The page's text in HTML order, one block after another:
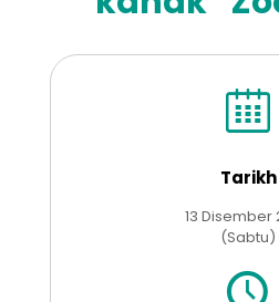
Tarikh
13 Disember
(Sabtu)